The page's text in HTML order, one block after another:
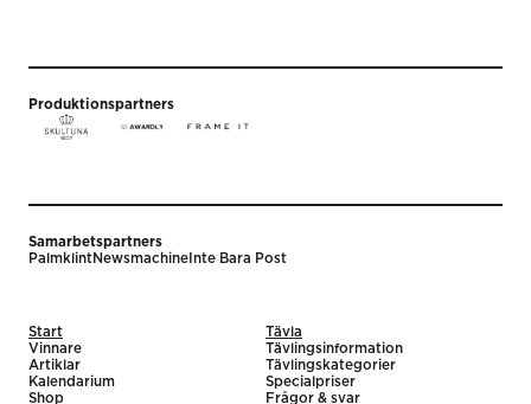
Produktionspartners
Samarbetspartners
PalmklintNewsmachine Inte Bara Post
Start
Vinnare
Artiklar
Kalendarium
Shop
Tävla
Tävlingsinformation
Tävlingskategorier
Specialpriser
Frågor & svar